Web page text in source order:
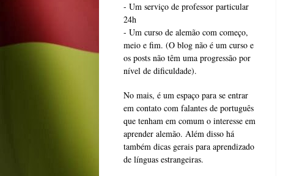
- Um serviço de professor particular
24h
- Um curso de alemão com começo,
meio e fim. (O blog não é um curso e
os posts não têm uma progressão por
nível de dificuldade).
No mais, é um espaço para se entrar
em contato com falantes de português
que tenham em comum o interesse em
aprender alemão. Além disso há
também dicas gerais para aprendizado
de línguas estrangeiras.